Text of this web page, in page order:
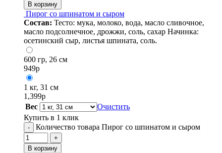
В корзину
Пирог со шпинатом и сыром
Состав: Тесто: мука, молоко, вода, масло сливочное,
масло подсолнечное, дрожжи, соль, сахар Начинка:
осетинский сыр, листья шпината, соль.
600 гр, 26 см
949р
1 кг, 31 см
1,399р
Вес
Очистить
Купить в 1 клик
- Количество товара Пирог со шпинатом и сыром
+
В корзину